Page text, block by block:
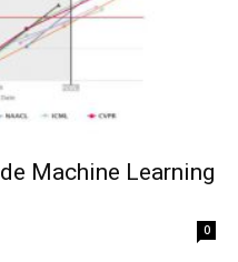
Machine Learning
0